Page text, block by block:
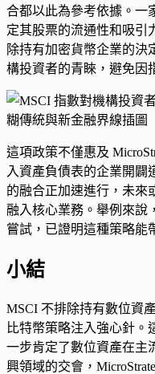
合都以此為參考依據。一
定其股票的流通性和吸引
除持有加密貨幣企業的決
構投資者的青睞，避免因
這項政策不僅惠及
入資產負債表的企業開闢
的融合正加速進行，未來
融入核心業務。舉例來說
嘗試，已證明這種策略能
小結
MSCI 不排除持有數位資
比特幣策略注入強心針。
一步肯定了數位資產在主
興領域的交會，